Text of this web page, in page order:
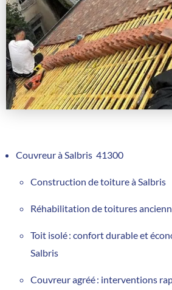
Couvreur à Salbris 41300
Construction de toiture à Salbris
Réhabilitation de toitures
Toit isolé : confort durable et
Salbris
Couvreur agréé : interventions